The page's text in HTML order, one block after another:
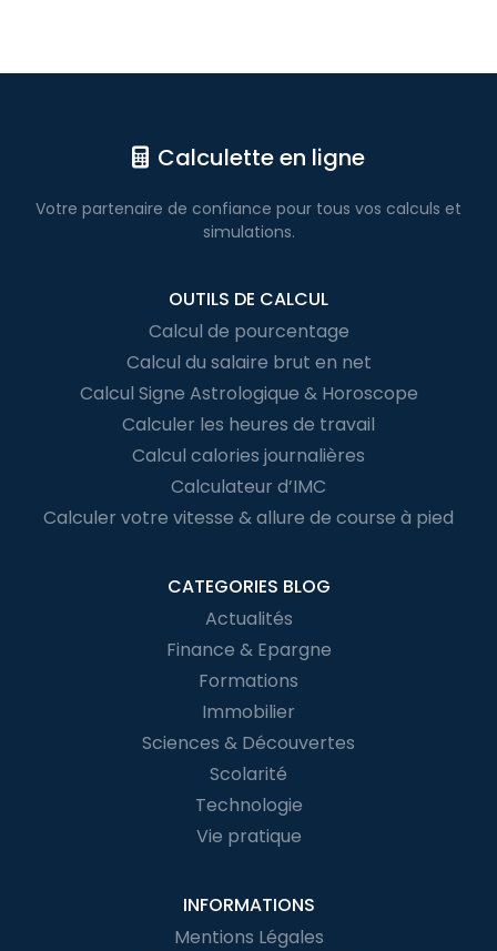
Calculette en ligne
Votre partenaire de confiance pour tous vos calculs et
simulations.
OUTILS DE CALCUL
Calcul de pourcentage
Calcul du salaire brut en net
Calcul Signe Astrologique & Horoscope
Calculer les heures de travail
Calcul calories journalières
Calculateur d’IMC
Calculer votre vitesse & allure de course à pied
CATEGORIES BLOG
Actualités
Finance & Epargne
Formations
Immobilier
Sciences & Découvertes
Scolarité
Technologie
Vie pratique
INFORMATIONS
Mentions Légales